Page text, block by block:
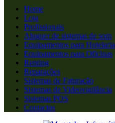
Home
Loja
Profissionais
Aluguer de sistemas de som
Equipamentos para Hotelaria
Equipamentos para Oficinas
Renting
Reparações
Sistemas de Faturação
Sistemas de Videovigilância
Sistemas POS
Contactos